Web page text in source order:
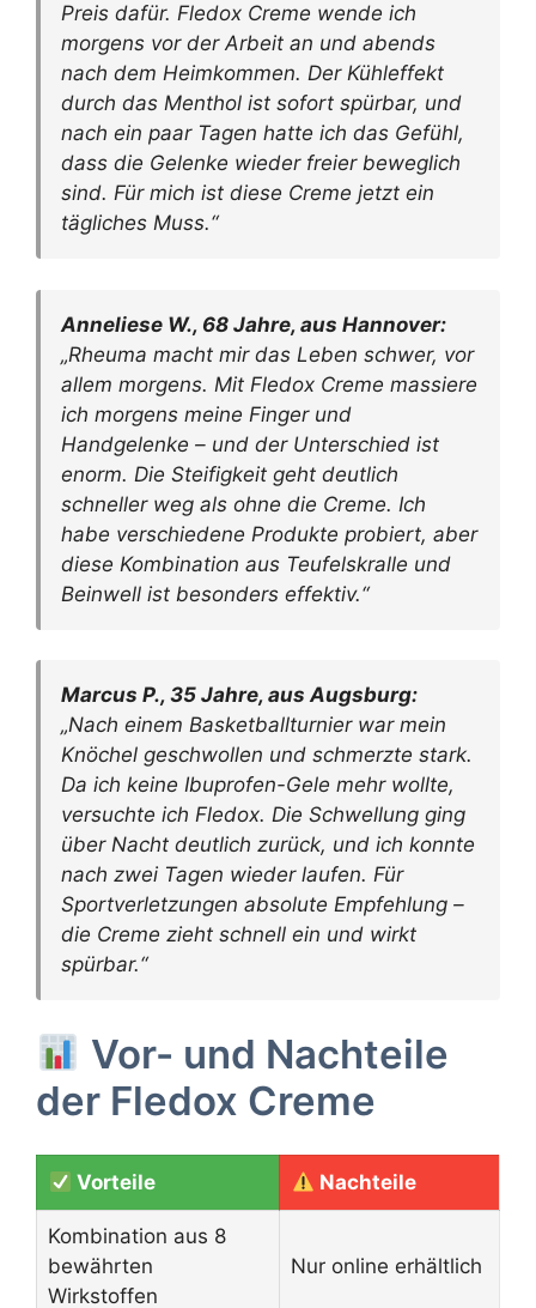
Preis dafür. Fledox Creme wende ich
morgens vor der Arbeit an und abends
nach dem Heimkommen. Der Kühleffekt
durch das Menthol ist sofort spürbar, und
nach ein paar Tagen hatte ich das Gefühl,
dass die Gelenke wieder freier beweglich
sind. Für mich ist diese Creme jetzt ein
tägliches Muss.“
Anneliese W., 68 Jahre, aus Hannover:
„Rheuma macht mir das Leben schwer, vor
allem morgens. Mit Fledox Creme massiere
ich morgens meine Finger und
Handgelenke – und der Unterschied ist
enorm. Die Steifigkeit geht deutlich
schneller weg als ohne die Creme. Ich
habe verschiedene Produkte probiert, aber
diese Kombination aus Teufelskralle und
Beinwell ist besonders effektiv.“
Marcus P., 35 Jahre, aus Augsburg:
„Nach einem Basketballturnier war mein
Knöchel geschwollen und schmerzte stark.
Da ich keine Ibuprofen-Gele mehr wollte,
versuchte ich Fledox. Die Schwellung ging
über Nacht deutlich zurück, und ich konnte
nach zwei Tagen wieder laufen. Für
Sportverletzungen absolute Empfehlung –
die Creme zieht schnell ein und wirkt
spürbar.“
Vor- und Nachteile
der Fledox Creme
Vorteile Nachteile
Kombination aus 8
bewährten
Wirkstoffen
Nur online erhältlich